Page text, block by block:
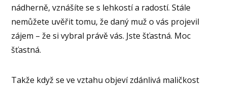
nádherně, vznášíte se s lehkostí a radostí. Stále
nemůžete uvěřit tomu, že daný muž o vás projevil
zájem – že si vybral právě vás. Jste šťastná. Moc
šťastná.
Takže když se ve vztahu objeví zdánlivá maličkost